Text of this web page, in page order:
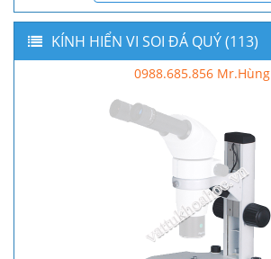
KÍNH HIỂN VI SOI ĐÁ QUÝ (113)
0988.685.856 Mr.Hùng